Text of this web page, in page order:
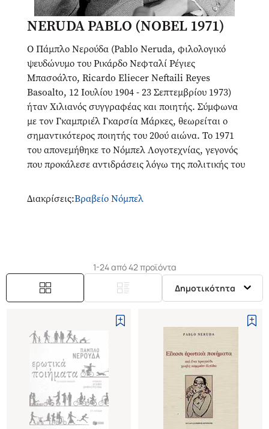
NERUDA PABLO (NOBEL 1971)
Ο Πάμπλο Νερούδα (Pablo Neruda, φιλολογικό
ψευδώνυμο του Ρικάρδο Νεφταλί Ρέγιες
Μπασοάλτο, Ricardo Eliecer Neftaili Reyes
Basoalto, 12 Ιουλίου 1904 - 23 Σεπτεμβρίου 1973)
ήταν Χιλιανός συγγραφέας και ποιητής. Σύμφωνα
με τον Γκαμπριέλ Γκαρσία Μάρκες, θεωρείται ο
σημαντικότερος ποιητής του 20ού αιώνα. Το 1971
του απονεμήθηκε το Νόμπελ Λογοτεχνίας, γεγονός
που προκάλεσε αντιδράσεις λόγω της πολιτικής του
πεποιθήσεων. Εξέδωσε πληθώρα ποιητικών
συλλογών ποικίλου ύφους, όπως ερωτικά ποιήματα,
χρόνια μετά το θάνατό του, έγινε εκταφή της σορού
του, με σκοπό να διακριβωθεί αν είχε πέσει θύμα
δολοφονικής επίθεσης με δηλητήριο από πράκτορες
Χιλή κατά το θάνατό του.
Διακρίσεις:Βραβείο Νόμπελ
1-24 από 42 προϊόντα
Δημοτικότητα